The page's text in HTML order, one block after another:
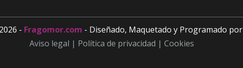
- Fragomor.com - Diseñado, Maquetado y Programado por
Aviso legal | Política de privacidad | Cookies